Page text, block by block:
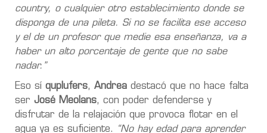
country, o cualquier otro establecimiento donde se
disponga de una pileta. Si no se facilita ese acceso
y el de un profesor que medie esa enseñanza, va a
haber un alto porcentaje de gente que no sabe
nadar.”
Eso sí quplufers, Andrea destacó que no hace falta
ser José Meolans, con poder defenderse y
disfrutar de la relajación que provoca flotar en el
agua ya es suficiente.
“No hay edad para aprender